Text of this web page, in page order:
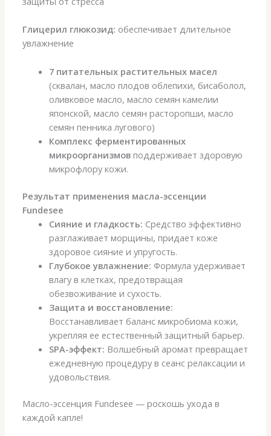
Глицерил глюкозид: обеспечивает длительное
увлажнение
7 питательных растительных масел
(сквалан, масло плодов облепихи, бисаболол,
оливковое масло, масло семян камелии
японской, масло семян расторопши, масло
семян пенника лугового)
Комплекс ферментированных
микроорганизмовподдерживает здоровую
микрофлору кожи.
Результат применения масла-эссенции
Fundesee
Сияние и гладкость: Средство эффективно
разглаживает морщины, придает коже
здоровое сияние и упругость.
Глубокое увлажнение: Формула удерживает
влагу в клетках, предотвращая
обезвоживание и сухость.
Защита и восстановление:
Восстанавливает баланс микробиома кожи,
укрепляя ее естественный защитный барьер.
SPA-эффект: Волшебный аромат превращает
ежедневную процедуру в сеанс релаксации и
удовольствия.
Масло-эссенция Fundesee — роскошь ухода в
каждой капле!